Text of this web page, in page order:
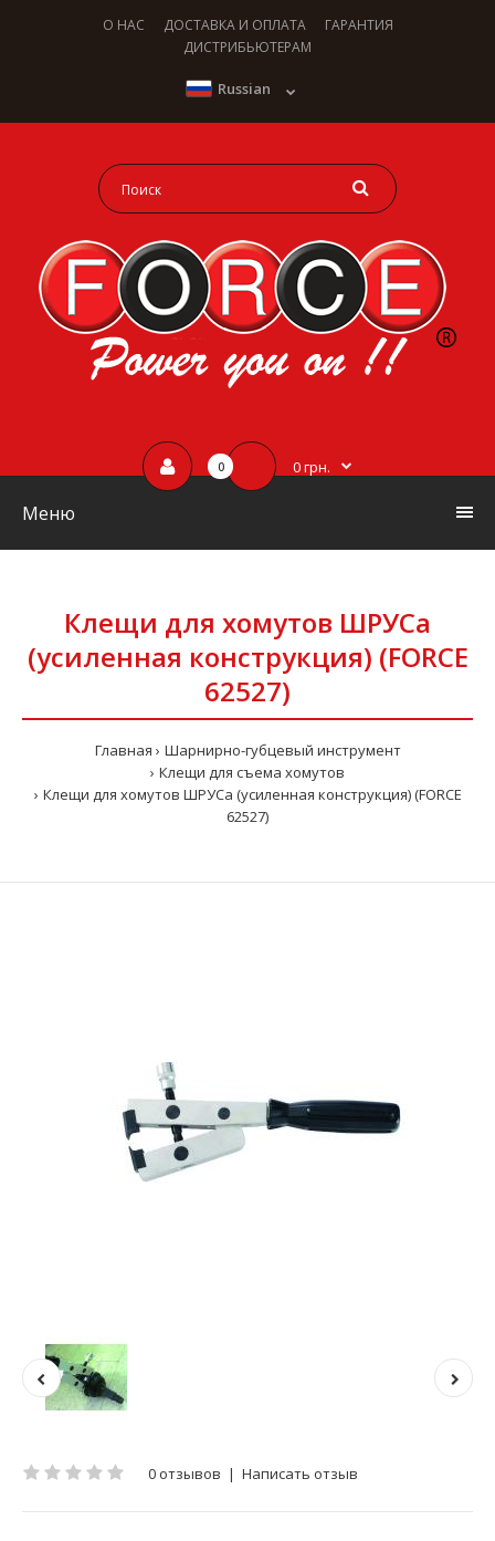
О НАС ДОСТАВКА И ОПЛАТА
ГАРАНТИЯ
ДИСТРИБЬЮТЕРАМ
Russian
0 0 грн.
Меню
Клещи для хомутов ШРУСа
(усиленная конструкция) (FORCE
62527)
Главная
Шарнирно-губцевый инструмент
Клещи для съема хомутов
Клещи для хомутов ШРУСа (усиленная конструкция) (FORCE
62527)
0 отзывов | Написать отзыв